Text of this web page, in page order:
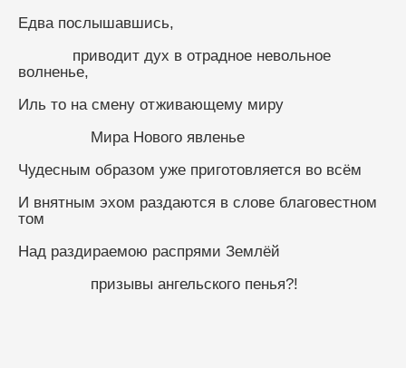
Едва послышавшись,
волненье,
Иль то на смену отживающему миру
                Мира Нового явленье
Чудесным образом уже приготовляется во всём
И внятным эхом раздаются в слове благовестном
том
Над раздираемою распрями Землёй
                призывы ангельского пенья?!